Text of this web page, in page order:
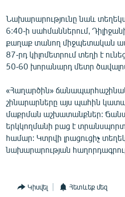
Русский
ՀԵՏԵՎԵՔ ՄԵԶ
«Ազատության» բոլոր
Նախարարությունը նաև
6:40-ի սահմաններում,
քաղաք տանող միջպետական
87-րդ կիլոմետրում տեղի է
50-60 խորանարդ մետր
«Հաղարծին»
շինարարները այս պահին
մաքրման աշխատանքներ:
երկկողմանի բաց է
համար: Կտրվի լրացուցիչ
նախարարության
Կիսվել Հետևեք մեզ